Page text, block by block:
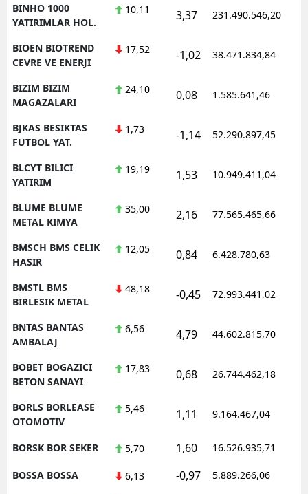
BINHO 1000
YATIRIMLAR HOL.
10,11 3,37 231.490.546,20
BIOEN BIOTREND
CEVRE VE ENERJI
17,52 -1,02 38.471.834,84
BIZIM BIZIM
MAGAZALARI
24,10 0,08 1.585.641,46
BJKAS BESIKTAS
FUTBOL YAT.
1,73 -1,14 52.290.897,45
BLCYT BILICI
YATIRIM
19,19 1,53 10.949.411,04
BLUME BLUME
METAL KIMYA
35,00 2,16 77.565.465,66
BMSCH BMS CELIK
HASIR
12,05 0,84 6.428.780,63
BMSTL BMS
BIRLESIK METAL
48,18 -0,45 72.993.441,02
BNTAS BANTAS
AMBALAJ
6,56 4,79 44.602.815,70
BOBET BOGAZICI
BETON SANAYI
17,83 0,68 26.744.462,18
BORLS BORLEASE
OTOMOTIV
5,46 1,11 9.164.467,04
BORSK BOR SEKER 5,70 1,60 16.526.935,71
BOSSA BOSSA 6,13 -0,97 5.889.266,06